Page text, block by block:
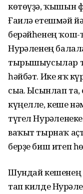
көтөүҙә, ҡышын
Ғаилә етешмәй
берәйһенең ҡош-
Нурғәленең
тырышыусылар
һәйбәт. Ике яҡ
сыға. Ысынлап
күңелле, кеше
түгел
ваҡыт тырнаҡ
берҙе биш итеп
Шундай кешенең
тап килде